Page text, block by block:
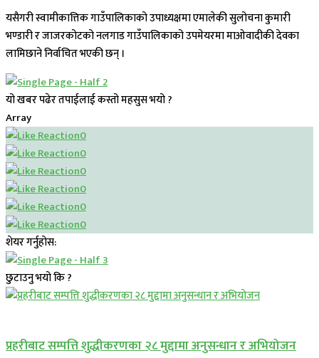
यसैगरी स्वामीकात्तिक गाउँपालिकाको उपाध्यक्षमा एमालेकी सुलोचना कुमारी
भण्डारी र जाजरकोटको नलगाड गाउँपालिकाको उपमेयरमा माओवादीकी देवका
लामिछाने निर्वाचित भएकी छन् ।
यो खबर पढेर तपाईलाई कस्तो महसुस भयो ?
Array
0
0
0
0
0
0
शेयर गर्नुहोस:
छुटाउनु भयो कि ?
प्रहरीबाट सम्पत्ति शुद्धीकरणका २८ मुद्दामा अनुसन्धान र अभियोजन